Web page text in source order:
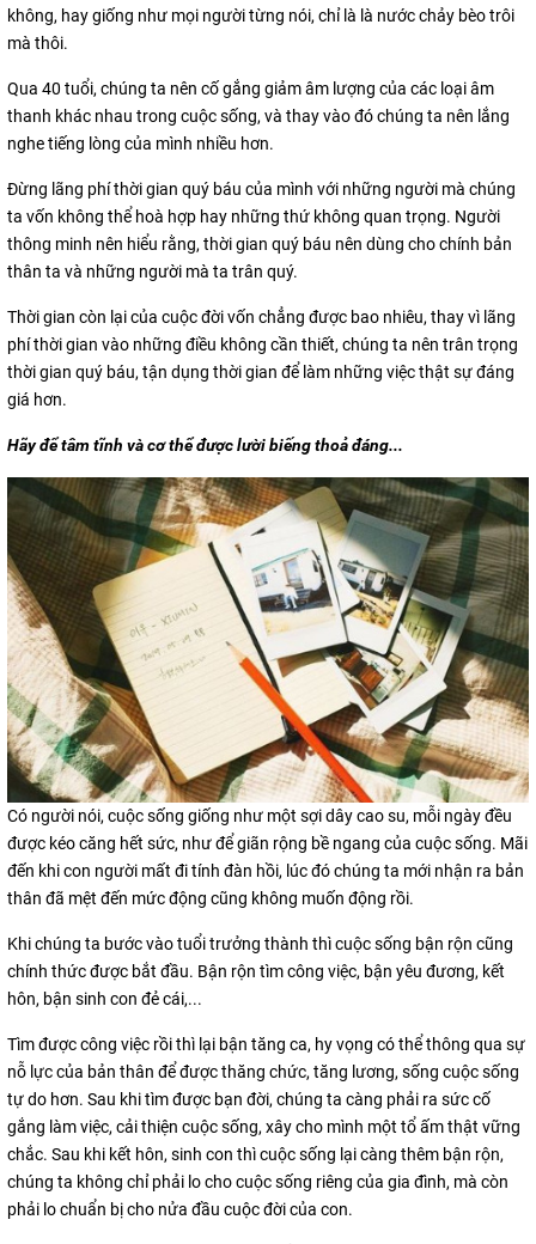
không, hay giống như mọi người từng nói, chỉ là là nước chảy bèo trôi
mà thôi.
Qua 40 tuổi, chúng ta nên cố gắng giảm âm lượng của các loại âm
thanh khác nhau trong cuộc sống, và thay vào đó chúng ta nên lắng
nghe tiếng lòng của mình nhiều hơn.
Đừng lãng phí thời gian quý báu của mình với những người mà chúng
ta vốn không thể hoà hợp hay những thứ không quan trọng. Người
thông minh nên hiểu rằng, thời gian quý báu nên dùng cho chính bản
thân ta và những người mà ta trân quý.
Thời gian còn lại của cuộc đời vốn chẳng được bao nhiêu, thay vì lãng
phí thời gian vào những điều không cần thiết, chúng ta nên trân trọng
thời gian quý báu, tận dụng thời gian để làm những việc thật sự đáng
giá hơn.
Hãy để tâm tĩnh và cơ thể được lười biếng thoả đáng...
Có người nói, cuộc sống giống như một sợi dây cao su, mỗi ngày đều
được kéo căng hết sức, như để giãn rộng bề ngang của cuộc sống. Mãi
đến khi con người mất đi tính đàn hồi, lúc đó chúng ta mới nhận ra bản
thân đã mệt đến mức động cũng không muốn động rồi.
Khi chúng ta bước vào tuổi trưởng thành thì cuộc sống bận rộn cũng
chính thức được bắt đầu. Bận rộn tìm công việc, bận yêu đương, kết
hôn, bận sinh con đẻ cái,...
Tìm được công việc rồi thì lại bận tăng ca, hy vọng có thể thông qua sự
nỗ lực của bản thân để được thăng chức, tăng lương, sống cuộc sống
tự do hơn. Sau khi tìm được bạn đời, chúng ta càng phải ra sức cố
gắng làm việc, cải thiện cuộc sống, xây cho mình một tổ ấm thật vững
chắc. Sau khi kết hôn, sinh con thì cuộc sống lại càng thêm bận rộn,
chúng ta không chỉ phải lo cho cuộc sống riêng của gia đình, mà còn
phải lo chuẩn bị cho nửa đầu cuộc đời của con.